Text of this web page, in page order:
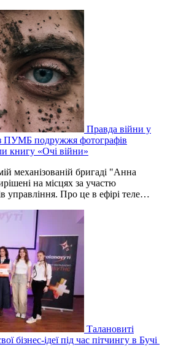
Правда війни у
з ПУМБ подружжя фотографів
книгу «Очі війни»
механізованій бригаді "Анна
на місцях за участю
управління. Про це в ефірі теле…
Талановиті
бізнес-ідеї під час пітчингу в Бучі